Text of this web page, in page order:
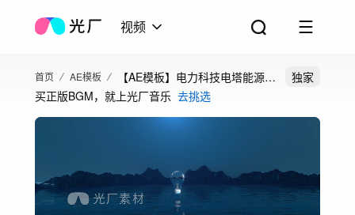
视频
首页 AE模板
【AE模板】电力科技电塔能源变
电站片头
独家
买正版BGM，就上光厂音乐 去挑选